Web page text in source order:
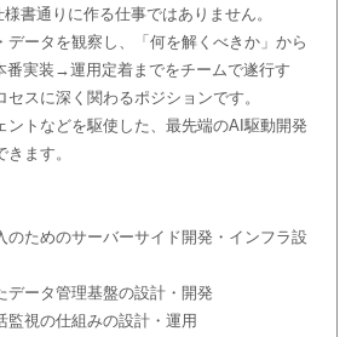
書通りに作る仕事ではありません。
データを観察し、「何を解くべきか」から
実装→運用定着までをチームで遂行す
スに深く関わるポジションです。
ントなどを駆使した、最先端のAI駆動開発
ます。
のためのサーバーサイド開発・インフラ設
データ管理基盤の設計・開発
監視の仕組みの設計・運用